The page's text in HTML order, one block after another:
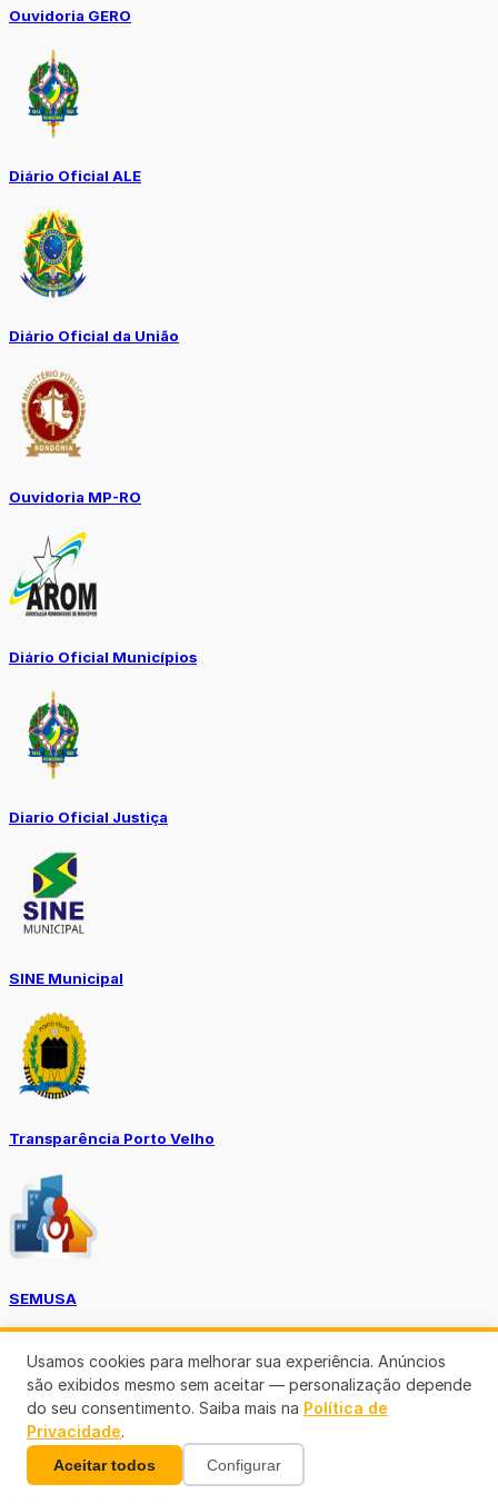
Ouvidoria GERO
Diário Oficial ALE
Diário Oficial da União
Ouvidoria MP-RO
Diário Oficial Municípios
Diario Oficial Justiça
SINE Municipal
Transparência Porto Velho
SEMUSA
Usamos cookies para melhorar sua experiência. Anúncios
são exibidos mesmo sem aceitar — personalização depende
do seu consentimento. Saiba mais na Política de
Privacidade.
Aceitar todos Configurar